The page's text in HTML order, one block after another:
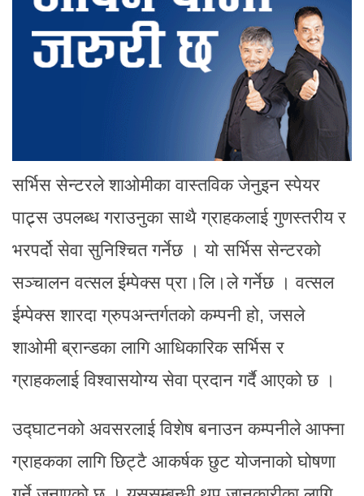
सर्भिस सेन्टरले शाओमीका वास्तविक जेनुइन स्पेयर
पाट्र्स उपलब्ध गराउनुका साथै ग्राहकलाई गुणस्तरीय र
भरपर्दो सेवा सुनिश्चित गर्नेछ । यो सर्भिस सेन्टरको
सञ्चालन वत्सल ईम्पेक्स प्रा।लि।ले गर्नेछ । वत्सल
ईम्पेक्स शारदा ग्रुपअन्तर्गतको कम्पनी हो, जसले
शाओमी ब्रान्डका लागि आधिकारिक सर्भिस र
ग्राहकलाई विश्वासयोग्य सेवा प्रदान गर्दै आएको छ ।
उद्घाटनको अवसरलाई विशेष बनाउन कम्पनीले आफ्ना
ग्राहकका लागि छिट्टै आकर्षक छुट योजनाको घोषणा